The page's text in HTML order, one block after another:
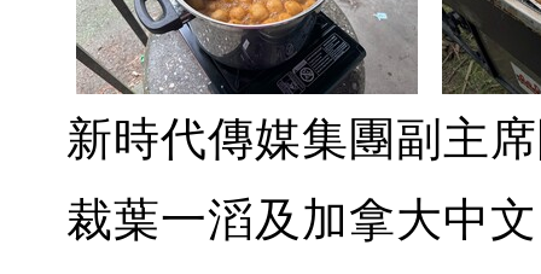
新時代傳媒集團副主
裁葉一滔及加拿大中